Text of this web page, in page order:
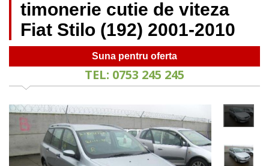
timonerie cutie de viteza
Fiat Stilo (192) 2001-2010
Suna pentru oferta
TEL: 0753 245 245